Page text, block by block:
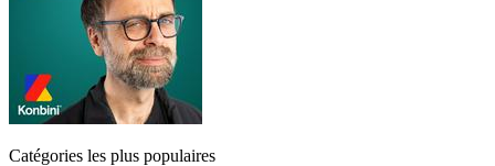
Catégories les plus populaires